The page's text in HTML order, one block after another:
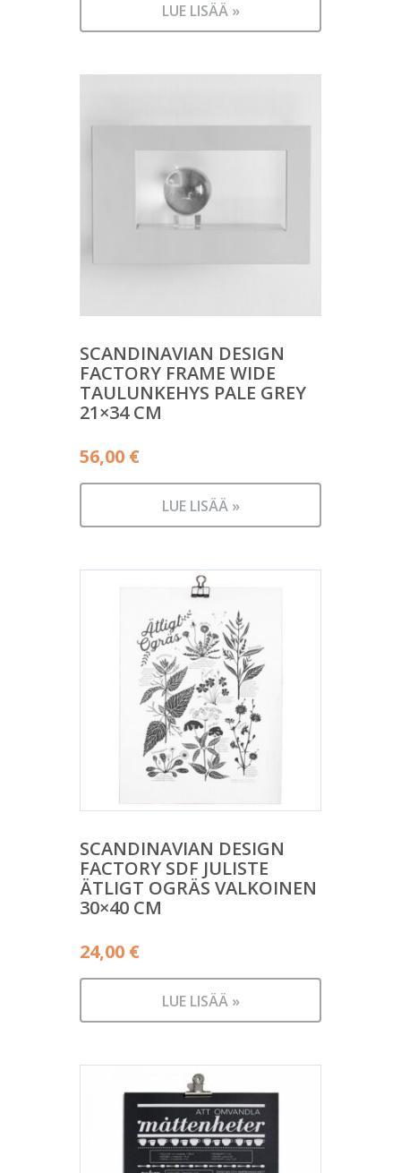
LUE LISÄÄ »
SCANDINAVIAN DESIGN
FACTORY FRAME WIDE
TAULUNKEHYS PALE GREY
21×34 CM
56,00 €
LUE LISÄÄ »
SCANDINAVIAN DESIGN
FACTORY SDF JULISTE
ÄTLIGT OGRÄS VALKOINEN
30×40 CM
24,00 €
LUE LISÄÄ »